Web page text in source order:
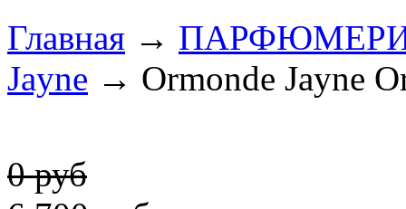
Главная →
Jayne → Ormonde Jayne
0 руб